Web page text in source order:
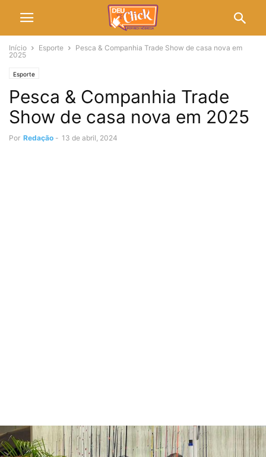
Início Esporte
Pesca & Companhia Trade Show de casa nova em
2025
Esporte
Pesca & Companhia Trade
Show de casa nova em 2025
Por Redação - 13 de abril, 2024